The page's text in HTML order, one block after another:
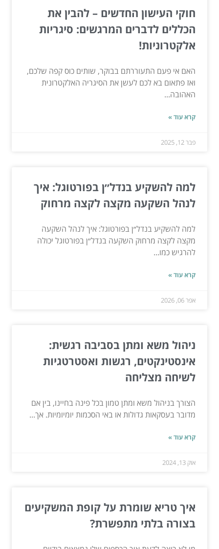
חוקי העישון החדשים – להבין את
הכללים לדברים המרגשים: סיגריות
אלקטרוניות!
האם אי פעם התעוררתם בבוקר, שותים כוס קפה שלכם,
ואז פתאום בא לכם לעשן את הסיגריה האלקטרונית
האהובה...
קרא עוד »
פבר 12, 2025
למה להשקיע בנדל״ן בפורטוגל: איך
לנהל השקעה מקצה לקצה מרחוק
למה להשקיע בנדל״ן בפורטוגל: איך לנהל השקעה
מקצה לקצה מרחוק השקעה בנדל״ן בפורטוגל יכולה
להרגיש כמו...
קרא עוד »
אפר 06, 2026
ניהול משא ומתן בסביבה רגשית:
אינסטינקטים, רגשות ואסטרטגיות
לשיחה מצליחה
הצורך בניהול משא ומתן טמון בכל פינה בחיינו, בין אם
מדובר בעסקאות גדולות או באי הסכמות יומיומיות. אך...
קרא עוד »
אוק 13, 2024
איך טריא שומרת על קופת המשקיעים
בצורה בלתי מתפשרת?